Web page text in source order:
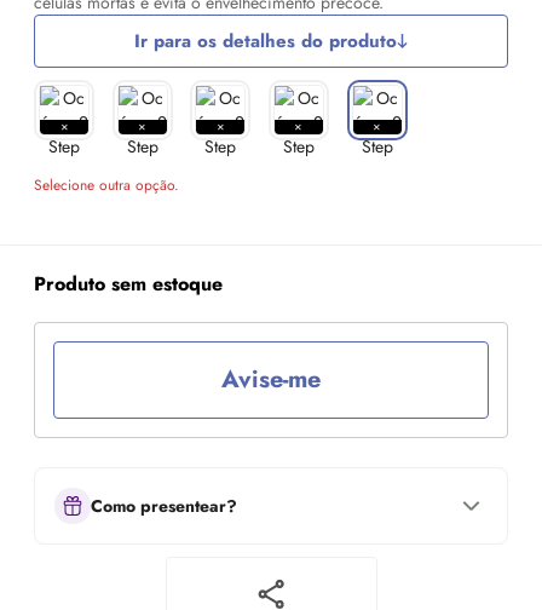
Ir para os detalhes do produto
Selecione outra opção.
Produto sem estoque
Avise-me
Como presentear?